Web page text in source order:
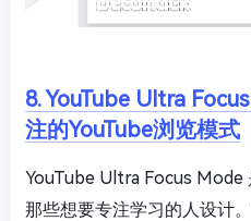
8. YouTube Ultra
注的YouTube浏览模式
YouTube Ultra Focus Mode
那些想要专注学习的人设计